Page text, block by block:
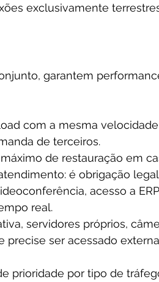
exclusivamente
garantem
com a mesma velocidade
de terceiros.
de restauração em
é obrigação
acesso a
real.
servidores próprios,
precise ser acessado
prioridade por tipo de